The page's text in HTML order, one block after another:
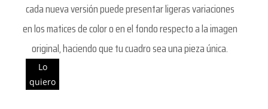
cada nueva versión puede presentar ligeras variaciones
en los matices de color o en el fondo respecto a la imagen
original, haciendo que tu cuadro sea una pieza única.
Lo
quiero